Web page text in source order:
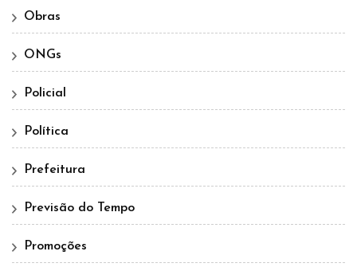
Obras
ONGs
Policial
Política
Prefeitura
Previsão do Tempo
Promoções